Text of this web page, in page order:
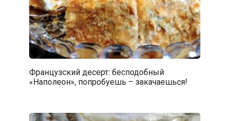
Французский десерт: бесподобный
«Наполеон», попробуешь – закачаешься!